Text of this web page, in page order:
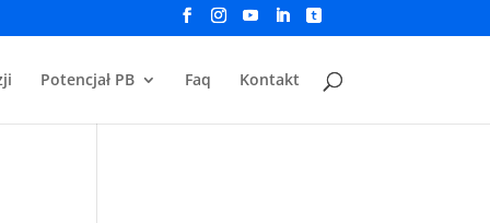
Potencjał PB Faq Kontakt